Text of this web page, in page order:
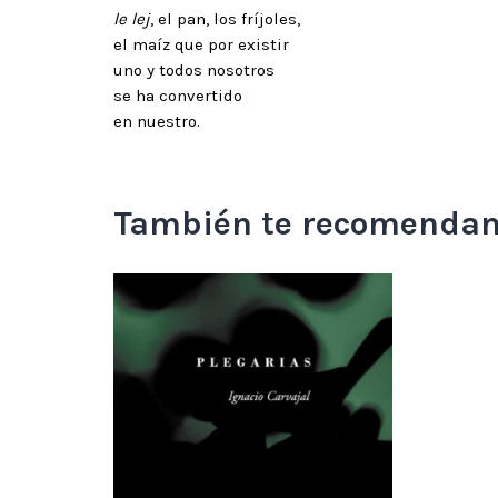
le lej, el pan, los fríjoles,
el maíz que por existir
uno y todos nosotros
se ha convertido
en nuestro.
También te